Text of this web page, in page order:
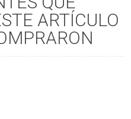
ARTÍCULO